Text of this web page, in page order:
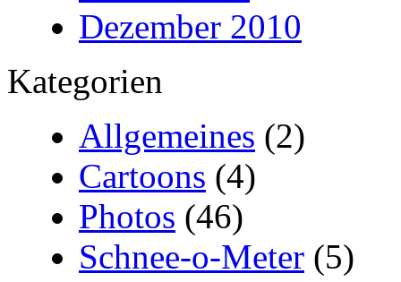
Dezember 2010
Kategorien
Allgemeines (2)
Cartoons (4)
Photos (46)
Schnee-o-Meter (5)